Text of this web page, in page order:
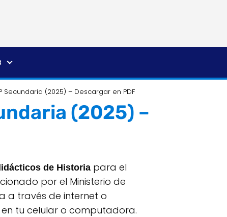
(2025) – Descargar en PDF
(2025) –
de Historiapara el
por el Ministerio de
a través de internet o
tu celular o computadora.